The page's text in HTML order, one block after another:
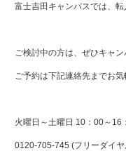
富士吉田キャンパスでは、
ご検討中の方は、ぜひキャ
ご予約は下記連絡先までお
火曜日～土曜日 10：00～16
0120-705-745 (フリーダイヤ